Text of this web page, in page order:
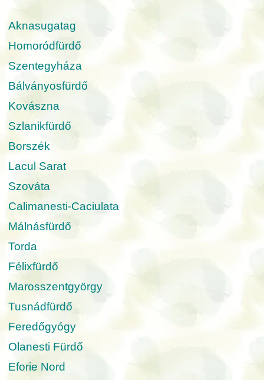
Aknasugatag
Homoródfürdő
Szentegyháza
Bálványosfürdő
Kovászna
Szlanikfürdő
Borszék
Lacul Sarat
Szováta
Calimanesti-Caciulata
Málnásfürdő
Torda
Félixfürdő
Marosszentgyörgy
Tusnádfürdő
Feredőgyógy
Olanesti Fürdő
Eforie Nord